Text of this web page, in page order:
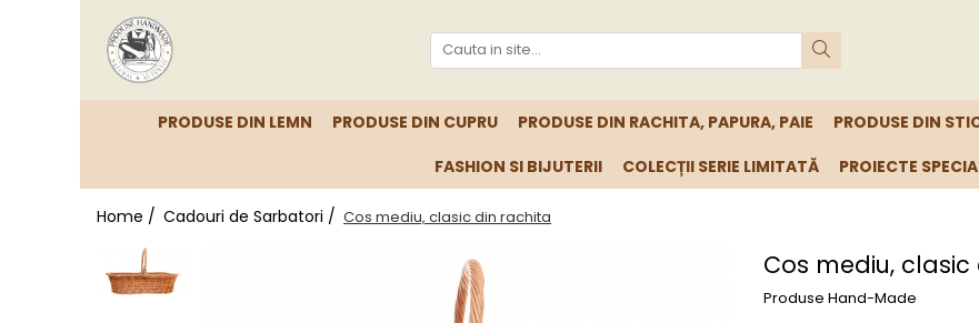
PRODUSE DIN LEMN PRODUSE DIN CUPRU PRODUSE DIN RACHITA, PAPURA, PAIE PRODUSE DIN
FASHION SI BIJUTERII
COLECȚII SERIE LIMITATĂ PROIECTE
Home / Cadouri de Sarbatori / Cos mediu, clasic din rachita
Cos mediu,
Produse Hand-Made